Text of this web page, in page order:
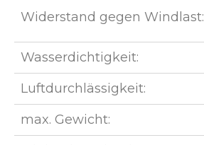
Widerstand gegen Windlast:
Wasserdichtigkeit:
Luftdurchlässigkeit:
max. Gewicht: